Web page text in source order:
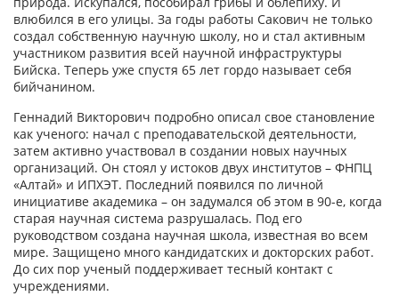
влюбился в его улицы. За годы работы Сакович не только
создал собственную научную школу, но и стал активным
участником развития всей научной инфраструктуры
Бийска. Теперь уже спустя 65 лет гордо называет себя
бийчанином.
Геннадий Викторович подробно описал свое становление
как ученого: начал с преподавательской деятельности,
затем активно участвовал в создании новых научных
организаций. Он стоял у истоков двух институтов – ФНПЦ
«Алтай» и ИПХЭТ. Последний появился по личной
инициативе академика – он задумался об этом в 90-е, когда
старая научная система разрушалась. Под его
руководством создана научная школа, известная во всем
мире. Защищено много кандидатских и докторских работ.
До сих пор ученый поддерживает тесный контакт с
учреждениями.